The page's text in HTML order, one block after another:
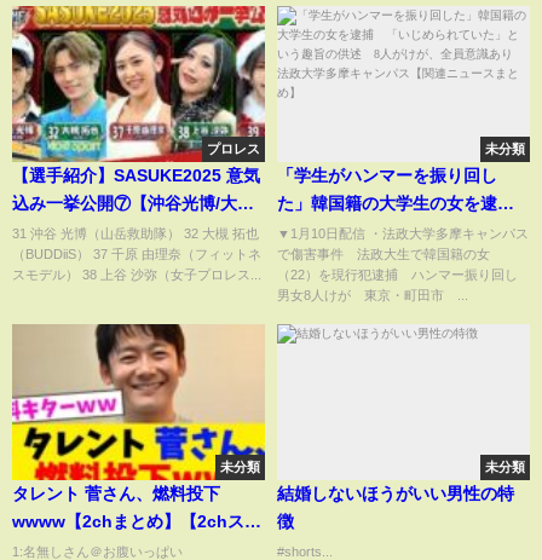
プロレス
【選手紹介】SASUKE2025 意気
込み一挙公開⑦【沖谷光博/大槻
拓也/千原由理奈/上谷沙弥/えな
こ】【SASUKE史上初2夜連続放
送 12月24&25日よる6時🌲】
31 沖谷 光博（山岳救助隊） 32 大槻 拓也
（BUDDiiS） 37 千原 由理奈（フィットネ
スモデル） 38 上谷 沙弥（女子プロレス...
未分類
「学生がハンマーを振り回し
た」韓国籍の大学生の女を逮
捕 「いじめられていた」とい
う趣旨の供述 8人がけが、全員
意識あり 法政大学多摩キャン
▼1月10日配信 ・法政大学多摩キャンパス
で傷害事件 法政大生で韓国籍の女
（22）を現行犯逮捕 ハンマー振り回し
男女8人けが 東京・町田市 ...
未分類
タレント 菅さん、燃料投下
wwww【2chまとめ】【2chス
レ】【5chスレ】
1:名無しさん＠お腹いっぱい
未分類
結婚しないほうがいい男性の特
徴
#shorts...